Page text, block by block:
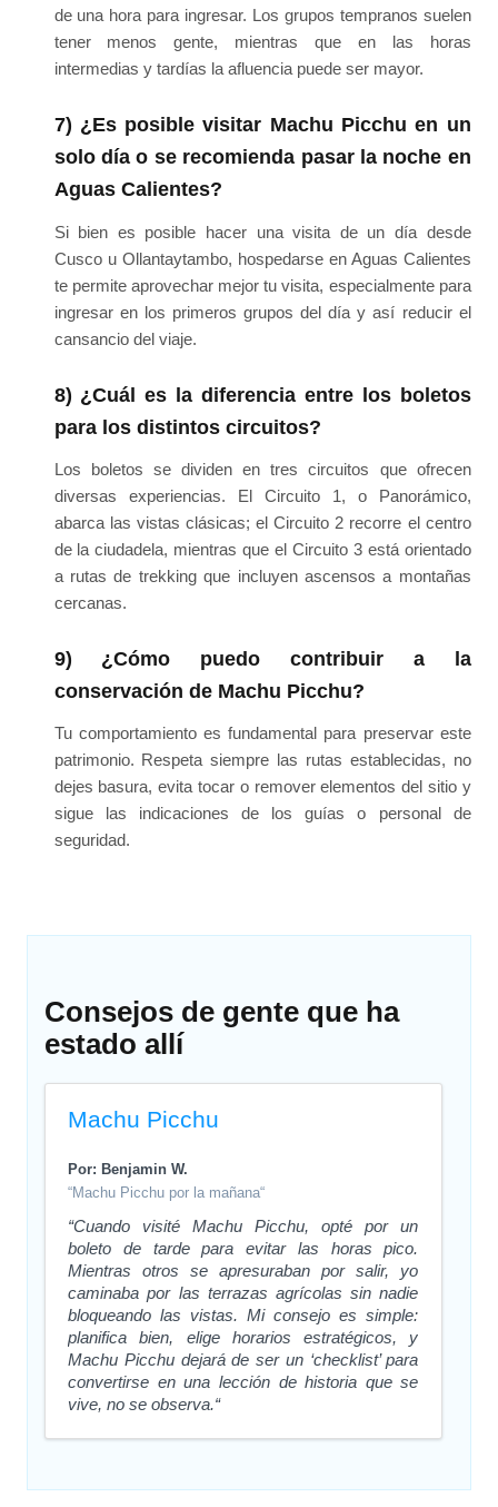
de una hora para ingresar. Los grupos tempranos suelen
tener menos gente, mientras que en las horas
intermedias y tardías la afluencia puede ser mayor.
7) ¿Es posible visitar Machu Picchu en un
solo día o se recomienda pasar la noche en
Aguas Calientes?
Si bien es posible hacer una visita de un día desde
Cusco u Ollantaytambo, hospedarse en Aguas Calientes
te permite aprovechar mejor tu visita, especialmente para
ingresar en los primeros grupos del día y así reducir el
cansancio del viaje.
8) ¿Cuál es la diferencia entre los boletos
para los distintos circuitos?
Los boletos se dividen en tres circuitos que ofrecen
diversas experiencias. El Circuito 1, o Panorámico,
abarca las vistas clásicas; el Circuito 2 recorre el centro
de la ciudadela, mientras que el Circuito 3 está orientado
a rutas de trekking que incluyen ascensos a montañas
cercanas.
9) ¿Cómo puedo contribuir a la
conservación de Machu Picchu?
Tu comportamiento es fundamental para preservar este
patrimonio. Respeta siempre las rutas establecidas, no
dejes basura, evita tocar o remover elementos del sitio y
sigue las indicaciones de los guías o personal de
seguridad.
Consejos de gente que ha
estado allí
Machu Picchu
Por: Benjamin W.
“Machu Picchu por la mañana“
“Cuando visité Machu Picchu, opté por un
boleto de tarde para evitar las horas pico.
Mientras otros se apresuraban por salir, yo
caminaba por las terrazas agrícolas sin nadie
bloqueando las vistas. Mi consejo es simple:
planifica bien, elige horarios estratégicos, y
Machu Picchu dejará de ser un ‘checklist’ para
convertirse en una lección de historia que se
vive, no se observa.“